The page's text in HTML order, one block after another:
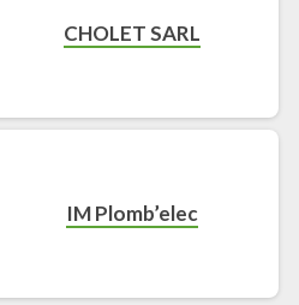
CHOLET SARL
IM Plomb’elec